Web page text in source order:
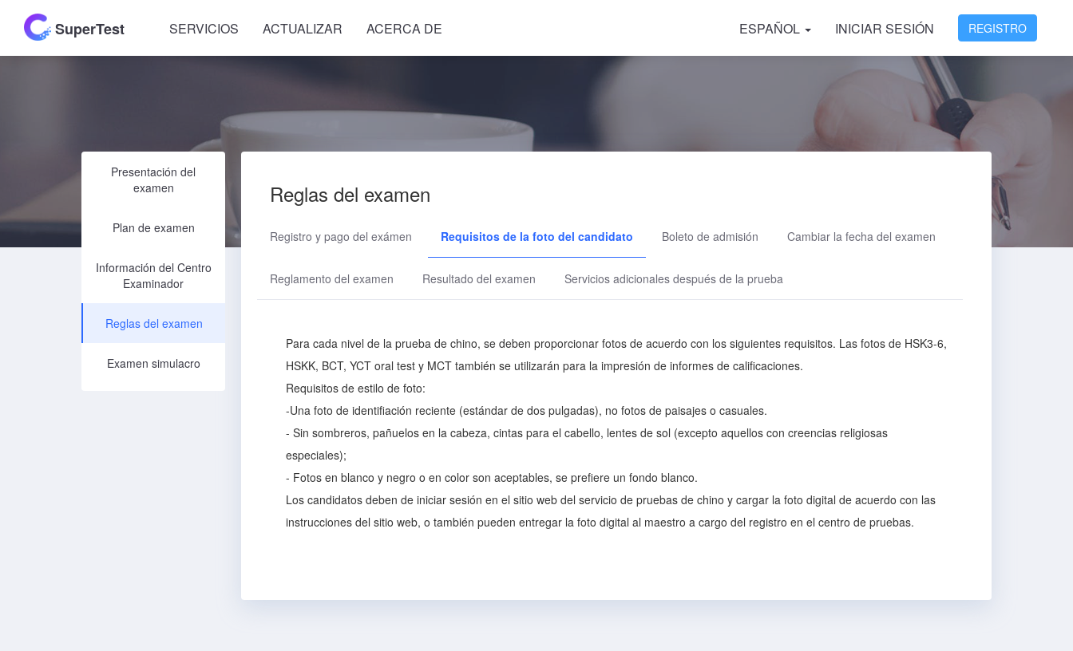
SuperTest SERVICIOS ACTUALIZAR ACERCA DE ESPAÑOL INICIAR SESIÓN REGISTRO
Presentación del
examen
Plan de examen
Información del Centro
Examinador
Reglas del examen
Examen simulacro
Reglas del examen
Registro y pago del exámen Requisitos de la foto del candidato Boleto de admisión Cambiar la fecha del examen
Reglamento del examen Resultado del examen Servicios adicionales después de la prueba
Para cada nivel de la prueba de chino, se deben proporcionar fotos de acuerdo con los siguientes requisitos. Las fotos de HSK3-6,
HSKK, BCT, YCT oral test y MCT también se utilizarán para la impresión de informes de calificaciones.
Requisitos de estilo de foto:
-Una foto de identifiación reciente (estándar de dos pulgadas), no fotos de paisajes o casuales.
- Sin sombreros, pañuelos en la cabeza, cintas para el cabello, lentes de sol (excepto aquellos con creencias religiosas
especiales);
- Fotos en blanco y negro o en color son aceptables, se prefiere un fondo blanco.
Los candidatos deben de iniciar sesión en el sitio web del servicio de pruebas de chino y cargar la foto digital de acuerdo con las
instrucciones del sitio web, o también pueden entregar la foto digital al maestro a cargo del registro en el centro de pruebas.